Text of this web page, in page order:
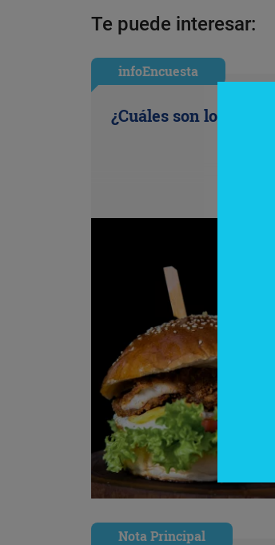
Te puede interesar:
infoEncuesta
¿Cuáles son los
Nota Principal